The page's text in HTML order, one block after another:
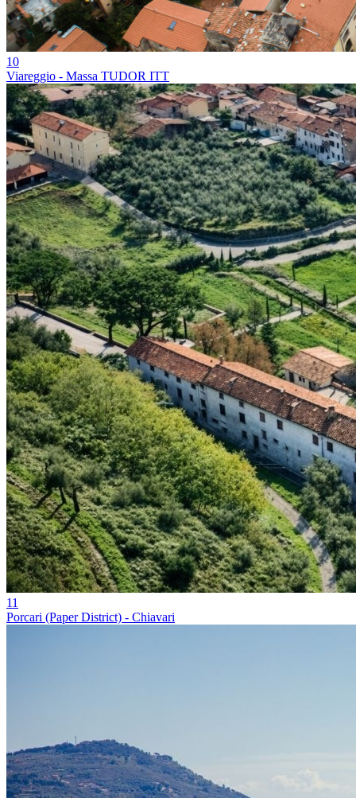
10
Viareggio - Massa TUDOR ITT
11
Porcari (Paper District) - Chiavari